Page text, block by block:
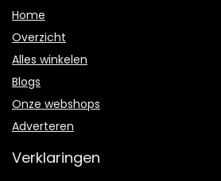
Home
Overzicht
Alles winkelen
Blogs
Onze webshops
Adverteren
Verklaringen